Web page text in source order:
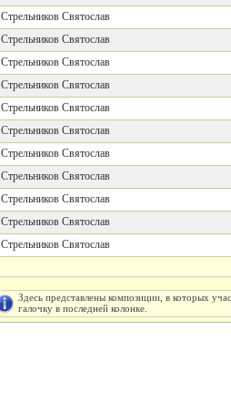
Стрельников Святослав
Стрельников Святослав
Стрельников Святослав
Стрельников Святослав
Стрельников Святослав
Стрельников Святослав
Стрельников Святослав
Стрельников Святослав
Стрельников Святослав
Стрельников Святослав
Стрельников Святослав
Здесь представлены композиции, в которых
галочку в последней колонке.